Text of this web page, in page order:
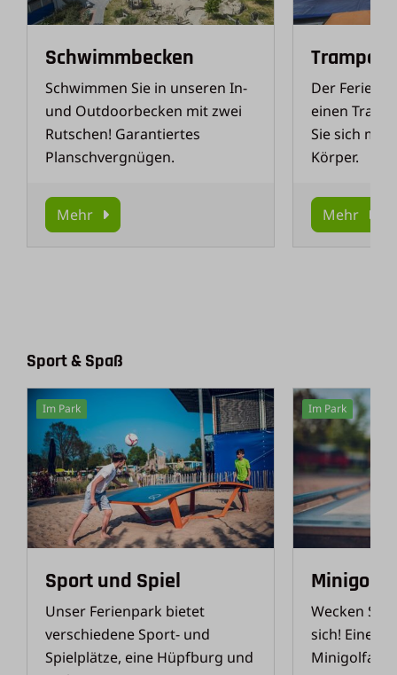
Schwimmbecken
Schwimmen Sie in unseren In-
und Outdoorbecken mit zwei
Rutschen! Garantiertes
Planschvergnügen.
Mehr
Der
einen
Sie sich mit
Körper.
Mehr
Sport & Spaß
Im Park
Sport und Spiel
Unser Ferienpark bietet
verschiedene Sport- und
Spielplätze, eine Hüpfburg und
Im Park
Minigolf
Wecken Sie
sich! Eine